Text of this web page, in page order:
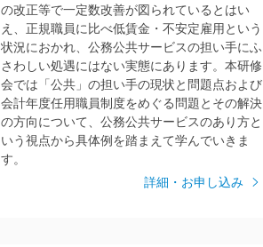
の改正等で一定数改善が図られているとはい
え、正規職員に比べ低賃金・不安定雇用という
状況におかれ、公務公共サービスの担い手にふ
さわしい処遇にはない実態にあります。本研修
会では「公共」の担い手の現状と問題点および
会計年度任用職員制度をめぐる問題とその解決
の方向について、公務公共サービスのあり方と
いう視点から具体例を踏まえて学んでいきま
す。
詳細・お申し込み